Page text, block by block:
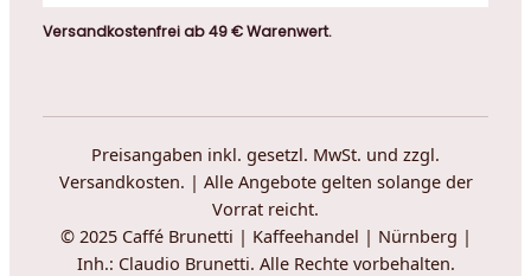
Versandkostenfrei ab 49 € Warenwert.
Preisangaben inkl. gesetzl. MwSt. und zzgl.
Versandkosten. | Alle Angebote gelten solange der
Vorrat reicht.
© 2025 Caffé Brunetti | Kaffeehandel | Nürnberg |
Inh.: Claudio Brunetti. Alle Rechte vorbehalten.